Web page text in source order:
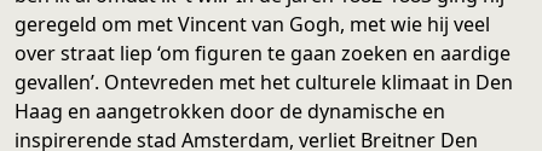
geregeld om met Vincent van Gogh, met wie hij veel
over straat liep ‘om figuren te gaan zoeken en aardige
gevallen’. Ontevreden met het culturele klimaat in Den
Haag en aangetrokken door de dynamische en
inspirerende stad Amsterdam, verliet Breitner Den